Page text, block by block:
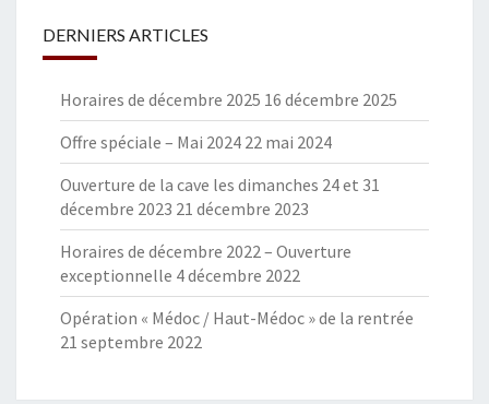
DERNIERS ARTICLES
Horaires de décembre 2025 16 décembre 2025
Offre spéciale – Mai 2024 22 mai 2024
Ouverture de la cave les dimanches 24 et 31
décembre 2023 21 décembre 2023
Horaires de décembre 2022 – Ouverture
exceptionnelle 4 décembre 2022
Opération « Médoc / Haut-Médoc » de la rentrée
21 septembre 2022